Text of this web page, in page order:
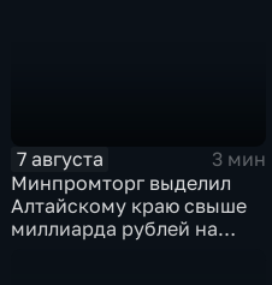
7 августа
3 мин
Минпромторг выделил
Алтайскому краю свыше
миллиарда рублей на